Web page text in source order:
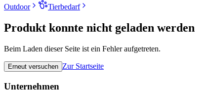
Outdoor
Tierbedarf
Produkt konnte nicht geladen werden
Beim Laden dieser Seite ist ein Fehler aufgetreten.
Erneut versuchen Zur Startseite
Unternehmen